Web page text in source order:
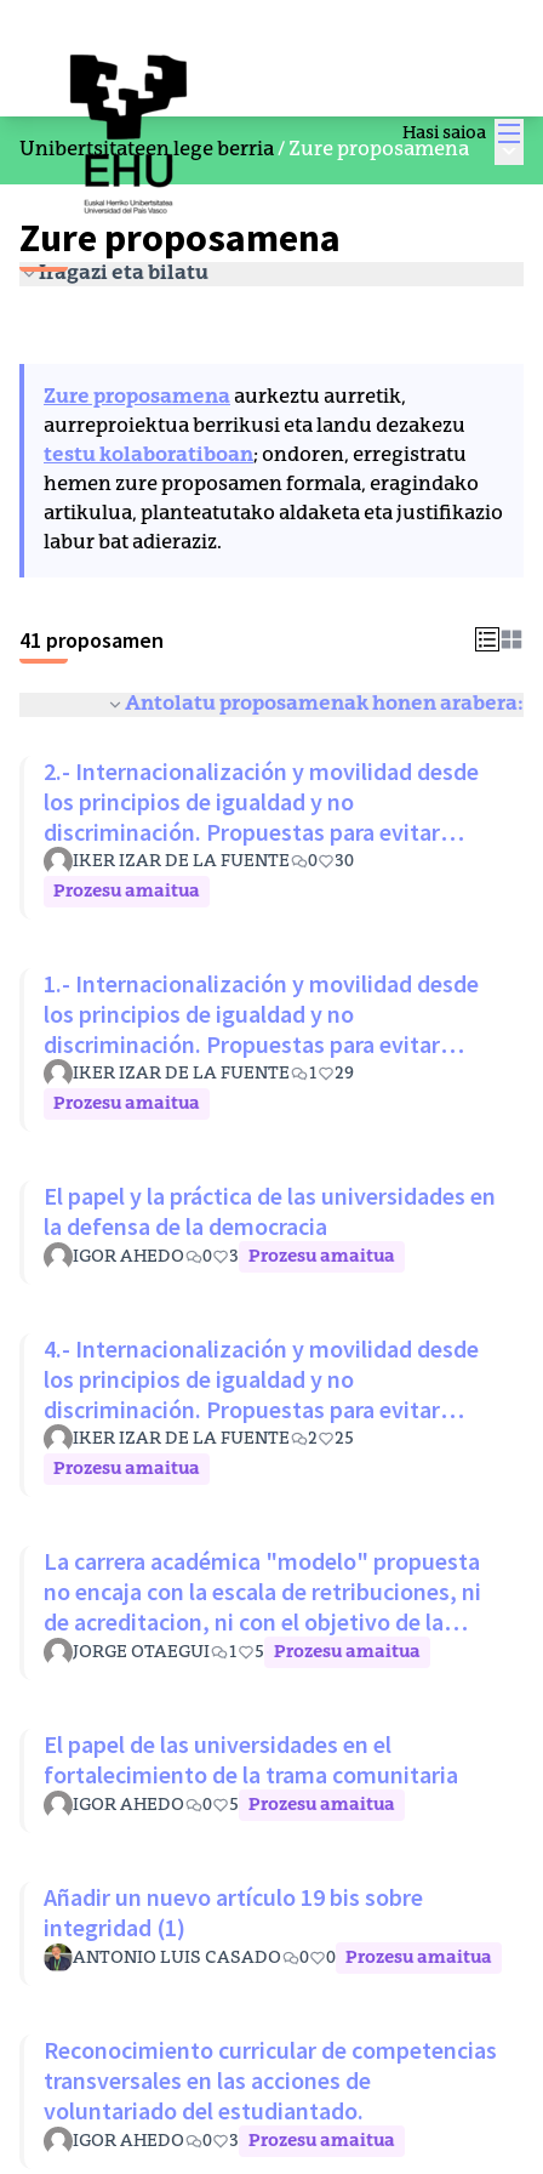
Hasi saioa
Unibertsitateen lege berria/ Zure proposamena
Zure proposamena
Iragazi eta bilatu
Zure proposamenaaurkeztu aurretik,
aurreproiektua berrikusi eta landu dezakezu
testu kolaboratiboan; ondoren, erregistratu
hemen zure proposamen formala, eragindako
artikulua, planteatutako aldaketa eta justifikazio
labur bat adieraziz.
41 proposamen
Antolatu proposamenak honen arabera:
2.- Internacionalización y movilidad desde
los principios de igualdad y no
discriminación. Propuestas para evitar
desigualdades estructurales
IKER IZAR DE LA FUENTE 0
30
Prozesu amaitua
1.- Internacionalización y movilidad desde
los principios de igualdad y no
discriminación. Propuestas para evitar
desigualdades estructurales
IKER IZAR DE LA FUENTE 1
29
Prozesu amaitua
El papel y la práctica de las universidades en
la defensa de la democracia
IGOR AHEDO 0 3 Prozesu amaitua
4.- Internacionalización y movilidad desde
los principios de igualdad y no
discriminación. Propuestas para evitar
desigualdades estructurales
IKER IZAR DE LA FUENTE 2
25
Prozesu amaitua
La carrera académica "modelo" propuesta
no encaja con la escala de retribuciones, ni
de acreditacion, ni con el objetivo de la
LOSUJORGE OTAEGUI 1 5 Prozesu amaitua
El papel de las universidades en el
fortalecimiento de la trama comunitaria
IGOR AHEDO 0 5 Prozesu amaitua
Añadir un nuevo artículo 19 bis sobre
integridad (1)
ANTONIO LUIS CASADO 0 0 Prozesu amaitua
Reconocimiento curricular de competencias
transversales en las acciones de
voluntariado del estudiantado.
IGOR AHEDO 0 3 Prozesu amaitua